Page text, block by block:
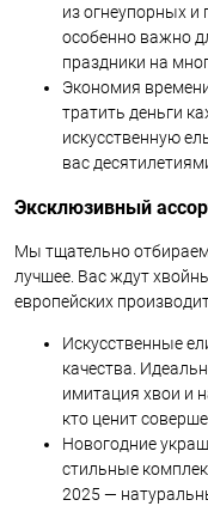
из огнеупорных и
особенно важно
праздники на
Экономия
тратить деньги
искусственную
вас
Эксклюзивный
Мы тщательно
лучшее. Вас ждут
европейских
Искусственные
качества.
имитация хвои и
кто ценит
Новогодние
стильные
2025 —